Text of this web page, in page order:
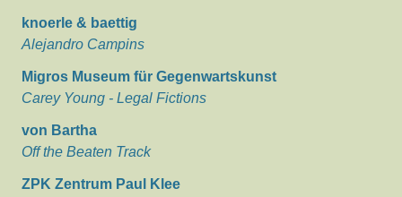
knoerle & baettig
Alejandro Campins
Migros Museum für Gegenwartskunst
Carey Young - Legal Fictions
von Bartha
Off the Beaten Track
ZPK Zentrum Paul Klee